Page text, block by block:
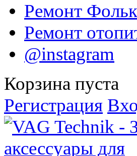
Ремонт
Ремонт
@instagram
Корзина пуста
Регистрация